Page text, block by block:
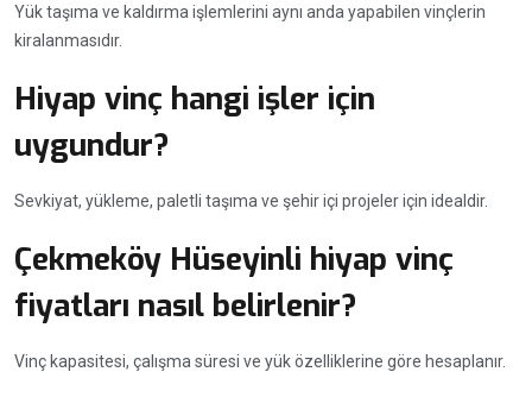
Yük taşıma ve kaldırma işlemlerini aynı anda yapabilen vinçlerin
kiralanmasıdır.
Hiyap vinç hangi işler için
uygundur?
Sevkiyat, yükleme, paletli taşıma ve şehir içi projeler için idealdir.
Çekmeköy Hüseyinli hiyap vinç
fiyatları nasıl belirlenir?
Vinç kapasitesi, çalışma süresi ve yük özelliklerine göre hesaplanır.